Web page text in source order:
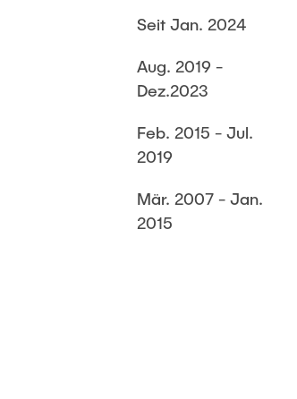
Seit Jan. 2024
Aug. 2019 -
Dez.2023
Feb. 2015 - Jul.
2019
Mär. 2007 - Jan.
2015